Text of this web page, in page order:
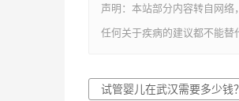
声明：本站部分内容转自网
任何关于疾病的建议都不能替
试管婴儿在武汉需要多少钱？